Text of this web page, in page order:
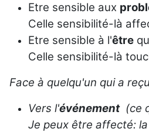
Etre sensible aux
Celle sensibilité-là
Etre sensible à l'être
Celle sensibilité-là
Face à quelqu'un qui a
Vers l'événement(ce
Je peux être affecté: